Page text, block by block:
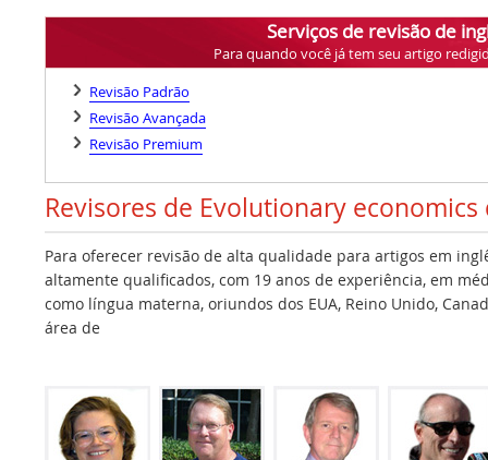
Serviços de revisão de
Para quando você já tem seu artigo
Revisão Padrão
Revisão Avançada
Revisão Premium
Revisores de Evolutionary economics
Para oferecer revisão de alta qualidade para artigos em
altamente qualificados, com 19 anos de experiência, em
como língua materna, oriundos dos EUA, Reino Unido,
área de